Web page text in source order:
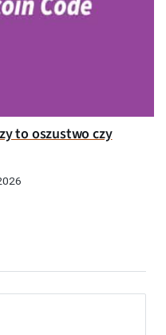
to oszustwo czy